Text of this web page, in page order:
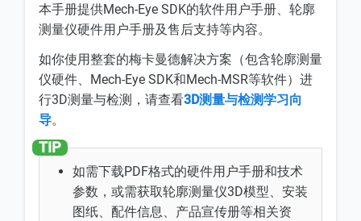
本手册提供Mech-Eye SDK的软件用户手册、轮廓
测量仪硬件用户手册及售后支持等内容。
如你使用整套的梅卡曼德解决方案（包含轮廓测量
仪硬件、Mech-Eye SDK和Mech-MSR等软件）进
行3D测量与检测，请查看3D测量与检测学习向
导。
如需下载PDF格式的硬件用户手册和技术
参数，或需获取轮廓测量仪3D模型、安装
图纸、配件信息、产品宣传册等相关资